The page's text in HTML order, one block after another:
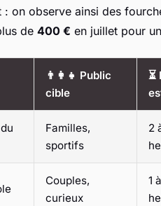
on observe ainsi des
de 400 € en juillet pour
👨‍👩‍👧 Public
cible
⏳
Familles,
sportifs
2
Couples,
curieux
1